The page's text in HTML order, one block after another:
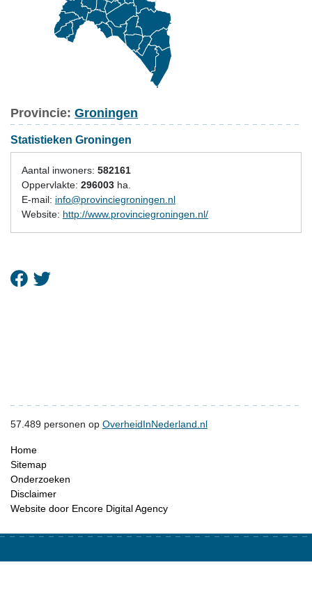
Provincie: Groningen
Statistieken Groningen
Aantal inwoners: 582161
Oppervlakte: 296003 ha.
E-mail: info@provinciegroningen.nl
Website: http://www.provinciegroningen.nl/
57.489 personen op OverheidInNederland.nl
Home
Sitemap
Onderzoeken
Disclaimer
Website door Encore Digital Agency